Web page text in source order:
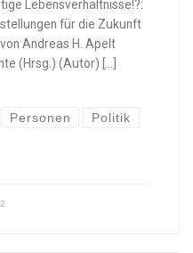
Lebensverhältnisse!?:
für die Zukunft
Andreas H. Apelt
(Hrsg.) (Autor) […]
Personen Politik